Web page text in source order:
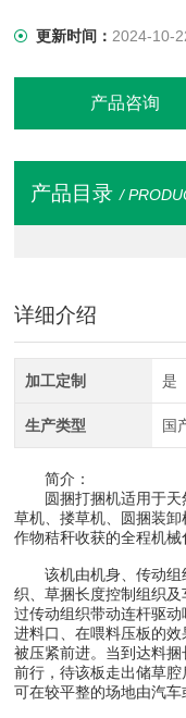
更新时间： 2024-10-
产品咨询
产品目录 /
详细介绍
加工定制 是
生产类型 国
简介：
圆捆打捆机适用于天
草机、搂草机、圆捆装
作物秸秆收获的全程机械
该机由机身、传动组
织、草捆长度控制组织
过传动组织带动连杆驱
进料口、在喂料压板的
被压紧前进。当到达料
前行，待该板走出储草
可在较平整的场地由汽车